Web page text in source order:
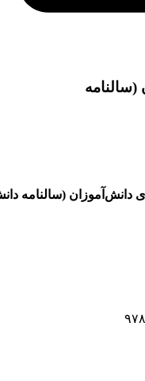
دانش‌آموزان (سالنامه
۲